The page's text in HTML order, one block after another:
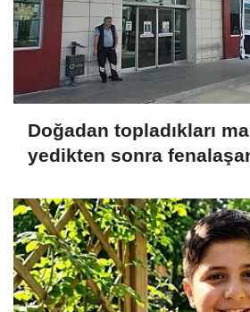
Doğadan topladıkları
yedikten sonra